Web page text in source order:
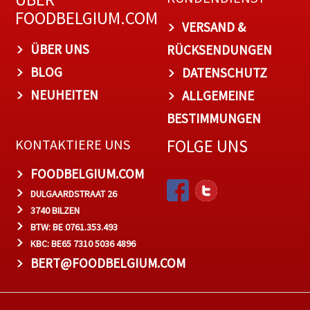
FOODBELGIUM.COM
ÜBER UNS
BLOG
NEUHEITEN
VERSAND &
RÜCKSENDUNGEN
DATENSCHUTZ
ALLGEMEINE
BESTIMMUNGEN
KONTAKTIERE UNS
FOODBELGIUM.COM
DULGAARDSTRAAT 26
3740 BILZEN
BTW: BE 0761.353.493
KBC: BE65 7310 5036 4896
BERT@FOODBELGIUM.COM
FOLGE UNS